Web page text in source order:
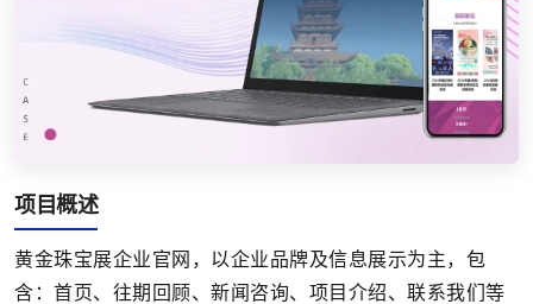
项目概述
黄金珠宝展企业官网，以企业品牌及信息展示为主，包
含：首页、往期回顾、新闻咨询、项目介绍、联系我们等